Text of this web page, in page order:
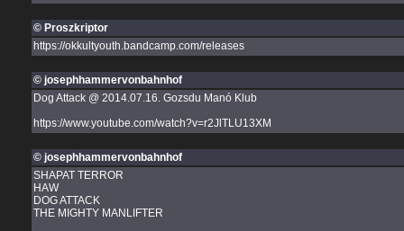
© Proszkriptor
https://okkultyouth.bandcamp.com/releases
© josephhammervonbahnhof
Dog Attack @ 2014.07.16. Gozsdu Manó Klub
https://www.youtube.com/watch?v=r2JlTLU13XM
© josephhammervonbahnhof
SHAPAT TERROR
HAW
DOG ATTACK
THE MIGHTY MANLIFTER